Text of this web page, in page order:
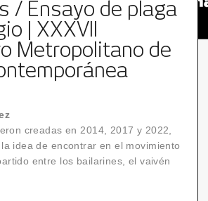
/ Ensayo de plaga
| XXXVII
Metropolitano de
creadas en 2014, 2017 y 2022,
idea de encontrar en el movimiento
entre los bailarines, el vaivén